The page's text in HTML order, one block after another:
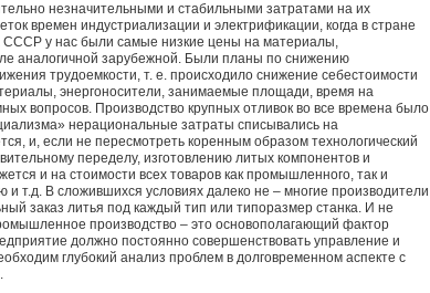
незначительными и стабильными затратами на их
времен индустриализации и электрификации, когда в стране
СССР у нас были самые низкие цены на материалы,
аналогичной зарубежной. Были планы по снижению
трудоемкости, т. е. происходило снижение себестоимости
энергоносители, занимаемые площади, время на
вопросов. Производство крупных отливок во все времена было
нерациональные затраты списывались на
и, если не пересмотреть коренным образом технологический
переделу, изготовлению литых компонентов и
и на стоимости всех товаров как промышленного, так и
т.д. В сложившихся условиях далеко не – многие производители
заказ литья под каждый тип или типоразмер станка. И не
производство – это основополагающий фактор
должно постоянно совершенствовать управление и
глубокий анализ проблем в долговременном аспекте с